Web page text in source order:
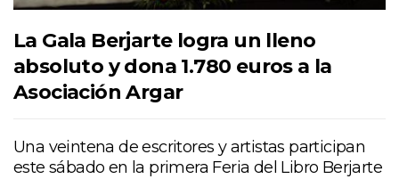
La Gala Berjarte logra un lleno
absoluto y dona 1.780 euros a la
Asociación Argar
Una veintena de escritores y artistas participan
este sábado en la primera Feria del Libro Berjarte